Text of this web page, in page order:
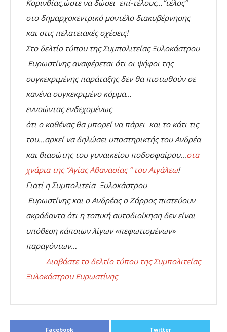
Κορινθίας,ώστε να δώσει επί-τέλους…”τέλος”
στο δημαρχοκεντρικό μοντέλο διακυβέρνησης
και στις πελατειακές σχέσεις!
Στο δελτίο τύπου της Συμπολιτείας Ξυλοκάστρου
Ευρωστίνης αναφέρεται ότι οι ψήφοι της
συγκεκριμένης παράταξης δεν θα πιστωθούν σε
κανένα συγκεκριμένο κόμμα…
εννοώντας ενδεχομένως
ότι ο καθένας θα μπορεί να πάρει και το κάτι τις
του…αρκεί να δηλώσει υποστηρικτής του Ανδρέα
και θιασώτης του γυναικείου ποδοσφαίρου…στα
χνάρια της “Αγίας Αθανασίας ” του Αιγάλεω!
Γιατί η Συμπολιτεία Ξυλοκάστρου
Ευρωστίνης και ο Ανδρέας ο Ζάρρος πιστεύουν
ακράδαντα ότι η τοπική αυτοδιοίκηση δεν είναι
υπόθεση κάποιων λίγων «πεφωτισμένων»
παραγόντων…
Διαβάστε το δελτίο τύπου της Συμπολιτείας
Ξυλοκάστρου Ευρωστίνης
Facebook Twitter